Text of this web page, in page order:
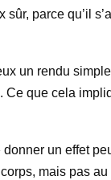
parce qu’il
un rendu
que cela
un effet
mais pas